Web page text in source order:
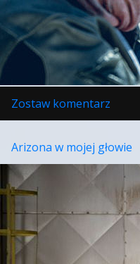
Zostaw komentarz
Arizona w mojej głowie